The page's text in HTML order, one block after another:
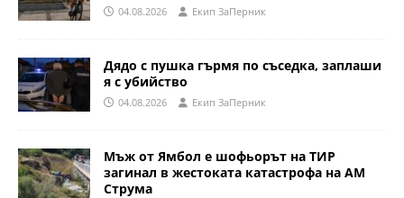
04.08.2026 Eкип ЗаПерник
Дядо с пушка гърмя по съседка, заплаши
я с убийство
04.08.2026 Eкип ЗаПерник
Мъж от Ямбол е шофьорът на ТИР
загинал в жестоката катастрофа на АМ
Струма